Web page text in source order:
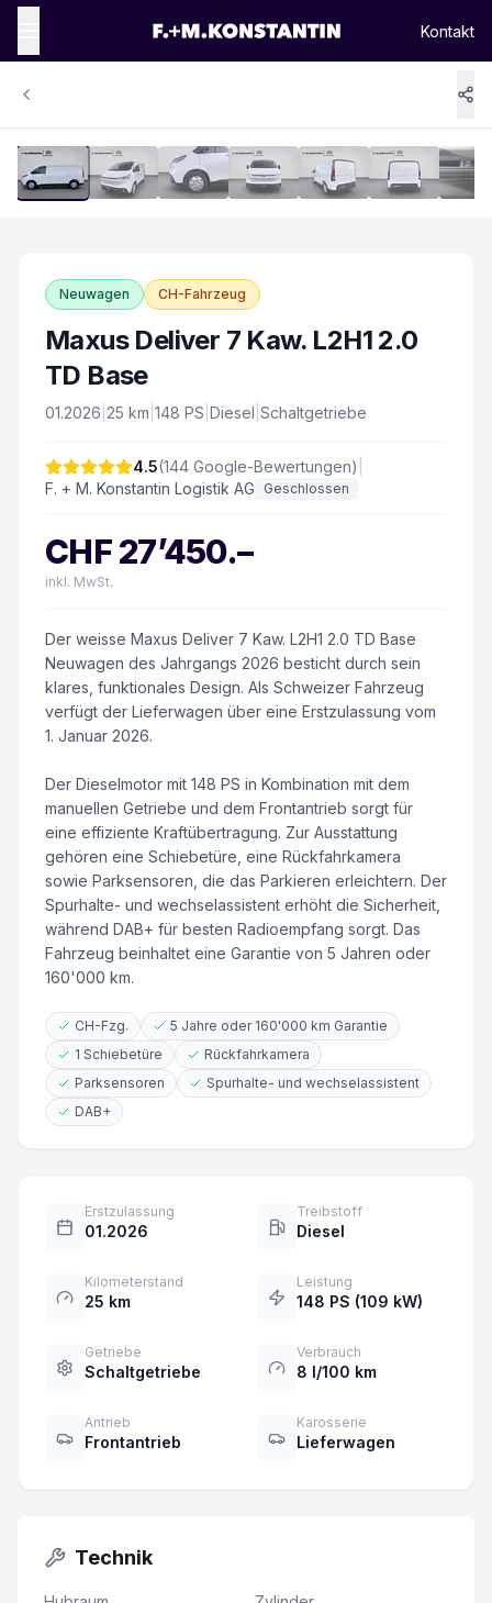
Kontakt
Neuwagen CH-Fahrzeug
Maxus Deliver 7 Kaw. L2H1 2.0
TD Base
01.2026 25 km 148 PS Diesel Schaltgetriebe
4.5(144 Google-Bewertungen)
F. + M. Konstantin Logistik AG
Geschlossen
CHF27’450.–
inkl. MwSt.
Der weisse Maxus Deliver 7 Kaw. L2H1 2.0 TD Base
Neuwagen des Jahrgangs 2026 besticht durch sein
klares, funktionales Design. Als Schweizer Fahrzeug
verfügt der Lieferwagen über eine Erstzulassung vom
1. Januar 2026.
Der Dieselmotor mit 148 PS in Kombination mit dem
manuellen Getriebe und dem Frontantrieb sorgt für
eine effiziente Kraftübertragung. Zur Ausstattung
gehören eine Schiebetüre, eine Rückfahrkamera
sowie Parksensoren, die das Parkieren erleichtern. Der
Spurhalte- und wechselassistent erhöht die Sicherheit,
während DAB+ für besten Radioempfang sorgt. Das
Fahrzeug beinhaltet eine Garantie von 5 Jahren oder
160'000 km.
CH-Fzg.
5 Jahre oder 160'000 km Garantie
1 Schiebetüre
Rückfahrkamera
Parksensoren
Spurhalte- und wechselassistent
DAB+
Erstzulassung
01.2026
Treibstoff
Diesel
Kilometerstand
25 km
Leistung
148 PS (109 kW)
Getriebe
Schaltgetriebe
Verbrauch
8 l/100 km
Antrieb
Frontantrieb
Karosserie
Lieferwagen
Technik